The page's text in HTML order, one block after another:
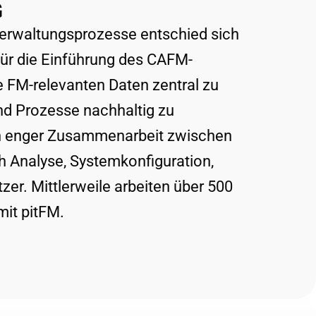
entschied sich
die Einführung des CAFM-
relevanten Daten zentral zu
Prozesse nachhaltig zu
Zusammenarbeit zwischen
Analyse, Systemkonfiguration,
Mittlerweile arbeiten über 500
pitFM.